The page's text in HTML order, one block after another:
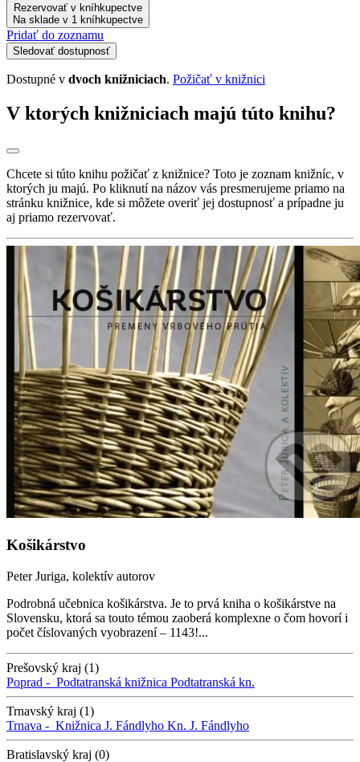
Rezervovať v kníhkupectve
Na sklade v 1 kníhkupectve
Pridať do zoznamu
Sledovať dostupnosť
Dostupné v dvoch knižniciach. Požičať v knižnici
V ktorých knižniciach majú túto knihu?
Chcete si túto knihu požičať z knižnice? Toto je zoznam knižníc, v
ktorých ju majú. Po kliknutí na názov vás presmerujeme priamo na
stránku knižnice, kde si môžete overiť jej dostupnosť a prípadne ju
aj priamo rezervovať.
Košikárstvo
Peter Juriga, kolektív autorov
Podrobná učebnica košikárstva. Je to prvá kniha o košikárstve na
Slovensku, ktorá sa touto témou zaoberá komplexne o čom hovorí i
počet číslovaných vyobrazení – 1143!...
Prešovský kraj (1)
Poprad - Podtatranská knižnica Podtatranská kn.
Trnavský kraj (1)
Trnava - Knižnica J. Fándlyho Kn. J. Fándlyho
Bratislavský kraj (0)